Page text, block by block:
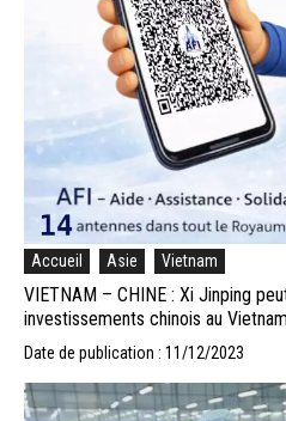
Accueil Asie Vietnam
VIETNAM – CHINE : Xi Jinping
investissements chinois au
Date de publication : 11/12/2023